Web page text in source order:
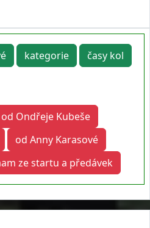
kategorie
časy kol
od Ondřeje Kubeše
od Anny Karasové
ze startu a předávek